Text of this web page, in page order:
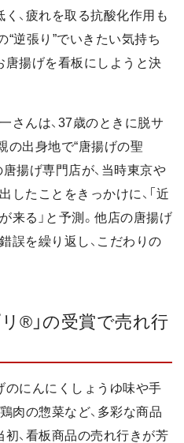
、疲れを取る抗酸化作用も
“逆張り”でいきたい気持ち
唐揚げを看板にしようと決
さんは、37歳のときに脱サ
の出身地で“唐揚げの聖
揚げ専門店が、当時東京や
したことをきっかけに、「近
来る」と予測。他店の唐揚げ
誤を繰り返し、こだわりの
®」の受賞で売れ行
のにんにくしょうゆ味や手
肉の惣菜など、多彩な商品
初、看板商品の売れ行きが芳